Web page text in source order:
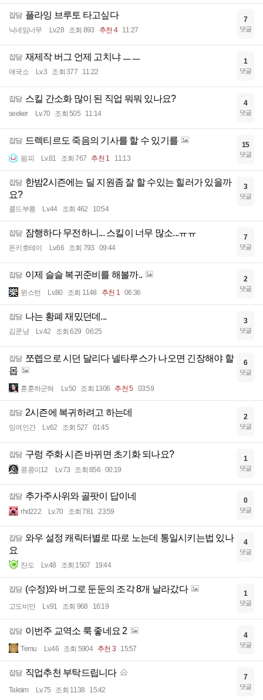
잡담 플라잉 브루토 타고싶다
닉네임너무 Lv.28 조회 893 추천 4 11:27
7
댓글
잡담 재제작 버그 언제 고치냐 ㅡㅡ
애국소 Lv.3 조회 377 11:22
1
댓글
잡담 스킬 간소화 많이 된 직업 뭐뭐 있나요?
seeker Lv.70 조회 505 11:14
4
댓글
잡담 드렉티르도 죽음의 기사를 할 수 있기를
핌피 Lv.81 조회 767 추천 1 11:13
15
댓글
잡담 한밤2시즌에는 딜 지원좀 잘 할 수있는 힐러가 있을까
요?
콜드부릉 Lv.44 조회 462 10:54
3
댓글
잡담 잠행하다 무전하니... 스킬이 너무 많소...ㅠㅠ
돈키호테이 Lv.66 조회 793 09:44
7
댓글
잡담 이제 슬슬 복귀준비를 해볼까..
윈스턴 Lv.80 조회 1148 추천 1 06:36
2
댓글
잡담 나는 황폐 재밌던데...
김쿤냥 Lv.42 조회 629 06:25
3
댓글
잡담 쪼렙으로 시던 달리다 넬타루스가 나오면 긴장해야 할
몹
훈훈하군혀 Lv.50 조회 1306 추천 5 03:59
6
댓글
잡담 2시즌에 복귀하려고 하는데
잉여인간 Lv.62 조회 527 01:45
2
댓글
잡담 구렁 주화 시즌 바뀌면 초기화 되나요?
콩콩이12 Lv.73 조회 856 00:19
1
댓글
잡담 추가주사위와 골팟이 답이네
rhd222 Lv.70 조회 781 23:59
0
댓글
잡담 와우 설정 캐릭터별로 따로 노는데 통일시키는법 있나
요
잔도 Lv.48 조회 1507 19:44
4
댓글
잡담 (수정)와 버그로 둔둔의 조각 8개 날라갔다
고도비만 Lv.91 조회 968 16:19
1
댓글
잡담 이번주 교역소 룩 좋네요 2
Temu Lv.46 조회 5904 추천 3 15:57
4
댓글
잡담 직업추천 부탁드립니다
Taksim Lv.75 조회 1138 15:42
7
댓글